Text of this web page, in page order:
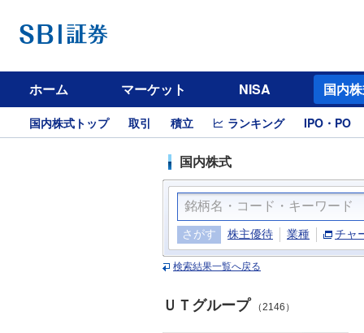
ホーム マーケット NISA 国内
国内株式トップ 取引 積立 ランキング IPO・PO
国内株式
さがす 株主優待 業種 チャ
検索結果一覧へ戻る
ＵＴグループ （2146）